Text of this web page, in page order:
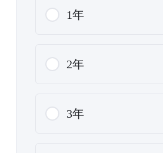
1年
2年
3年